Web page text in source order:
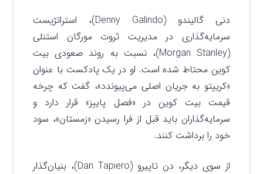
دنی گالیندو (Denny Galindo)، استراتژیست
سرمایه‌گذاری در مدیریت ثروت مورگان استنلی
(Morgan Stanley)، نسبت به روند صعودی بیت
کوین محتاط شده است. او در یک پادکست با عنوان
«کریپتو به جریان اصلی می‌پیوندد»، گفت که چرخه
قیمت بیت کوین در «فصل پاییز» قرار دارد و
سرمایه‌گذاران باید قبل از فرا رسیدن «زمستان»، سود
خود را برداشت کنند.
از سوی دیگر، دن تاپیرو (Dan Tapiero)، بنیان‌گذار